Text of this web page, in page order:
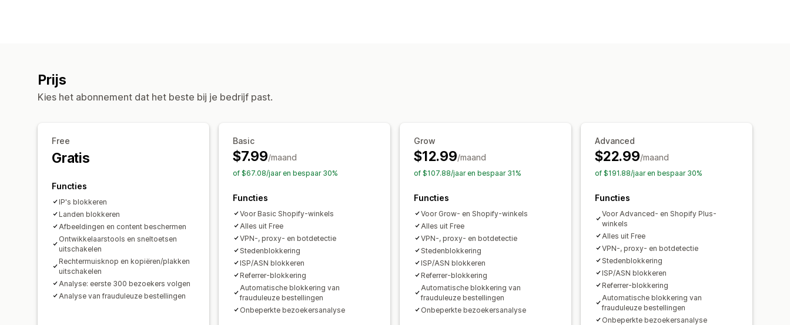
Tools voor ontwikkelaars
Toetsenbordsneltoetsen
Auteursrechtmelding
Prijs
Kies het abonnement dat het beste bij je bedrijf past.
Free
Gratis
Functies
IP's blokkeren
Landen blokkeren
Afbeeldingen en content beschermen
Ontwikkelaarstools en sneltoetsen
uitschakelen
Rechtermuisknop en kopiëren/plakken
uitschakelen
Analyse: eerste 300 bezoekers volgen
Analyse van frauduleuze bestellingen
Basic
$7.99/maand
of $67.08/jaar en bespaar 30%
Functies
Voor Basic Shopify-winkels
Alles uit Free
VPN-, proxy- en botdetectie
Stedenblokkering
ISP/ASN blokkeren
Referrer-blokkering
Automatische blokkering van
frauduleuze bestellingen
Onbeperkte bezoekersanalyse
Grow
$12.99/maand
of $107.88/jaar en bespaar 31%
Functies
Voor Grow- en Shopify-winkels
Alles uit Free
VPN-, proxy- en botdetectie
Stedenblokkering
ISP/ASN blokkeren
Referrer-blokkering
Automatische blokkering van
frauduleuze bestellingen
Onbeperkte bezoekersanalyse
Advanced
$22.99/maand
of $191.88/jaar en bespaar 30%
Functies
Voor Advanced- en Shopify Plus-
winkels
Alles uit Free
VPN-, proxy- en botdetectie
Stedenblokkering
ISP/ASN blokkeren
Referrer-blokkering
Automatische blokkering van
frauduleuze bestellingen
Onbeperkte bezoekersanalyse